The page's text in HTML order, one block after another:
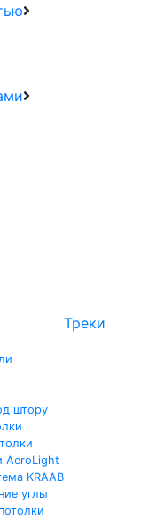
штору
AeroLight
KRAAB
углы
Треки